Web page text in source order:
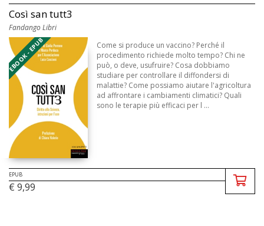
Così san tutt3
Fandango Libri
EBOOK - EPUB
Come si produce un vaccino? Perché il
procedimento richiede molto tempo? Chi ne
può, o deve, usufruire? Cosa dobbiamo
studiare per controllare il diffondersi di
malattie? Come possiamo aiutare l'agricoltura
ad affrontare i cambiamenti climatici? Quali
sono le terapie più efficaci per l ...
EPUB
€ 9,99